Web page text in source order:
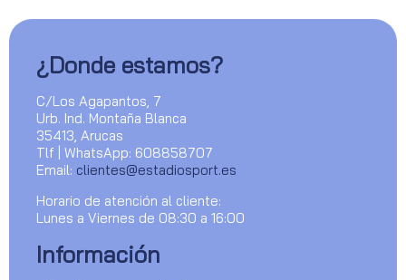
¿Donde estamos?
C/Los Agapantos, 7
Urb. Ind. Montaña Blanca
35413, Arucas
Tlf | WhatsApp: 608858707
Email: clientes@estadiosport.es
Horario de atención al cliente:
Lunes a Viernes de 08:30 a 16:00
Información